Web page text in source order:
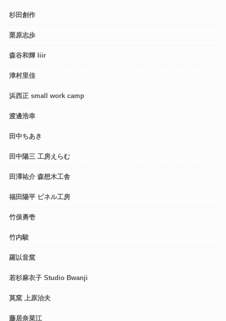
杉田創作
栗原志歩
森谷和輝 liir
津村里佳
浜西正 small work camp
渡邊浩幸
田中ちあき
田中陽三 工房えらむ
田澤祐介 森想木工舎
福田陽平 ピネル工房
竹俣勇壱
竹内駿
羅以音窯
若杉麻衣子 Studio Bwanji
莫窯 上原治夫
藤居奈菜江